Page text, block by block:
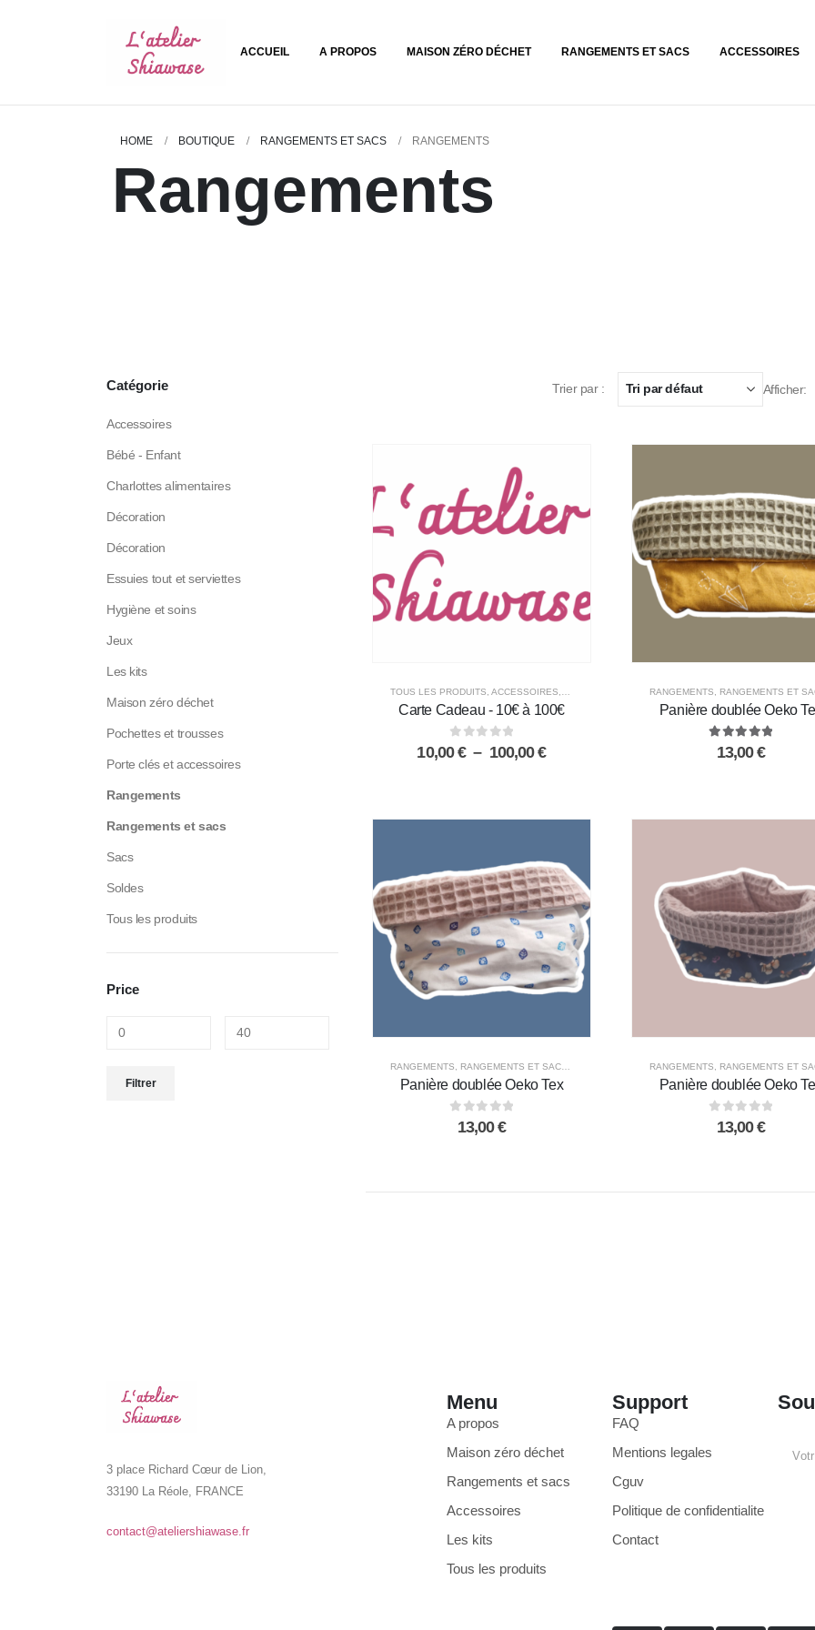
ACCUEIL A PROPOS MAISON ZÉRO DÉCHET RANGEMENTS ET SACS ACCESSOIRES
HOME BOUTIQUE RANGEMENTS ET SACS RANGEMENTS
Rangements
Trier par : Afficher:
TOUS LES PRODUITS ACCESSOIRES CHARLOTTES ALIMENTAIRES,DÉCORATION,ESSUIES
Carte Cadeau - 10€ à 100€
0 out of 5
10,00€ – 100,00€
RANGEMENTS RANGEMENTS ET
Panière doublée Oeko
5.00 out of 5
13,00€
RANGEMENTS RANGEMENTS ET SACS TOUS LES PRODUITS
Panière doublée Oeko Tex
out of 5
13,00€
RANGEMENTS RANGEMENTS ET
Panière doublée Oeko
out of 5
13,00€
Catégorie
Accessoires
Bébé - Enfant
Charlottes alimentaires
Décoration
Décoration
Essuies tout et serviettes
Hygiène et soins
Jeux
Les kits
Maison zéro déchet
Pochettes et trousses
Porte clés et accessoires
Rangements
Rangements et sacs
Sacs
Soldes
Tous les produits
Price
Filtrer
3 place Richard Cœur de Lion,
33190 La Réole, FRANCE
contact@ateliershiawase.fr
Menu
A propos
Maison zéro déchet
Rangements et sacs
Accessoires
Les kits
Tous les produits
Support
FAQ
Mentions legales
Cguv
Politique de confidentialite
Contact